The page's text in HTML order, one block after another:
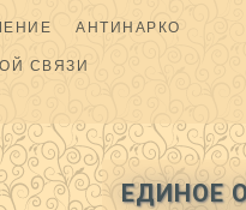
АНТИНАРКО
СВЯЗИ
ЕДИНОЕ